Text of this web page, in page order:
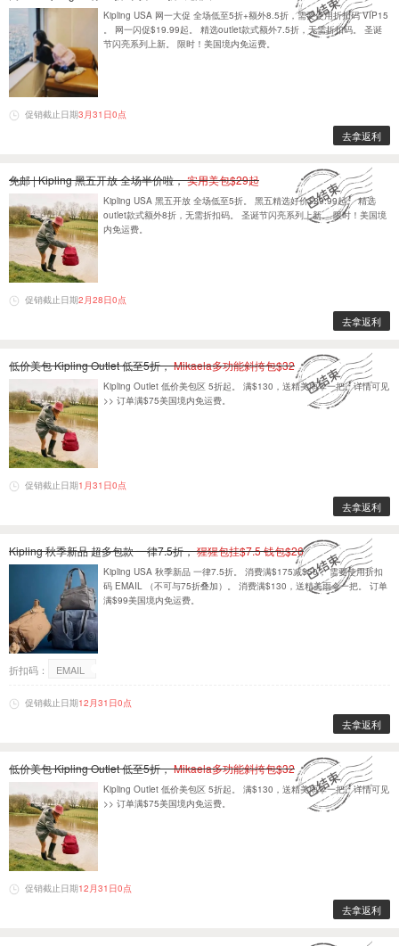
Kipling USA 网一大促 全场低至5折+额外8.5折，需要使用折扣码 VIP15
。 网一闪促$19.99起。 精选outlet款式额外7.5折，无需折扣码。 圣诞
节闪亮系列上新。 限时！美国境内免运费。
促销截止日期3月31日0点
去拿返利
免邮 | Kipling 黑五开放 全场半价啦，实用美包$29起
Kipling USA 黑五开放 全场低至5折。 黑五精选好价$29.99起。 精选
outlet款式额外8折，无需折扣码。 圣诞节闪亮系列上新。 限时！美国境
内免运费。
促销截止日期2月28日0点
去拿返利
低价美包 Kipling Outlet 低至5折，Mikaela多功能斜挎包$32
Kipling Outlet 低价美包区 5折起。 满$130，送精美雨伞一把。详情可见
>> 订单满$75美国境内免运费。
促销截止日期1月31日0点
去拿返利
Kipling 秋季新品 超多包款 一律7.5折，猩猩包挂$7.5 钱包$26
Kipling USA 秋季新品 一律7.5折。 消费满$175减$50， 需要使用折扣
码 EMAIL （不可与75折叠加）。 消费满$130，送精美雨伞一把。 订单
满$99美国境内免运费。
折扣码： EMAIL
促销截止日期12月31日0点
去拿返利
低价美包 Kipling Outlet 低至5折，Mikaela多功能斜挎包$32
Kipling Outlet 低价美包区 5折起。 满$130，送精美雨伞一把。详情可见
>> 订单满$75美国境内免运费。
促销截止日期12月31日0点
去拿返利